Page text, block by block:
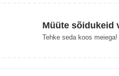
Müüte sõidukeid
Tehke seda koos meiega!